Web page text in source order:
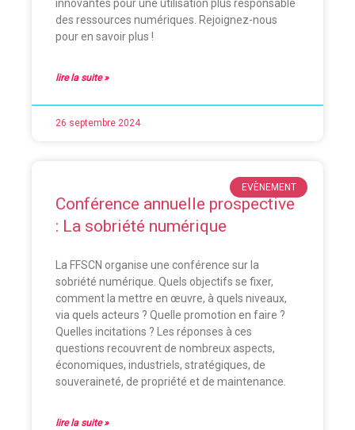
innovantes pour une utilisation plus responsable
des ressources numériques. Rejoignez-nous
pour en savoir plus !
lire la suite »
26 septembre 2024
EVÈNEMENT
Conférence annuelle prospective
: La sobriété numérique
La FFSCN organise une conférence sur la
sobriété numérique. Quels objectifs se fixer,
comment la mettre en œuvre, à quels niveaux,
via quels acteurs ? Quelle promotion en faire ?
Quelles incitations ? Les réponses à ces
questions recouvrent de nombreux aspects,
économiques, industriels, stratégiques, de
souveraineté, de propriété et de maintenance.
lire la suite »